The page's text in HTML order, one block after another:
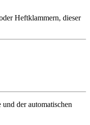
Heftklammern, dieser
der automatischen